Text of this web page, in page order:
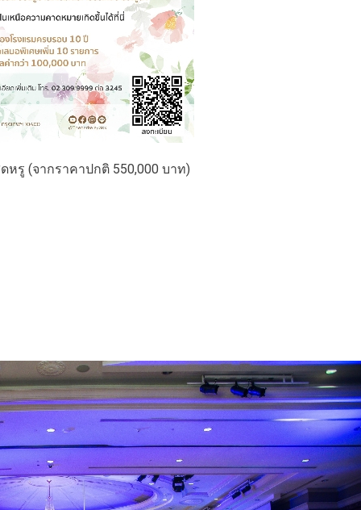
รู (จากราคาปกติ 550,000 บาท)